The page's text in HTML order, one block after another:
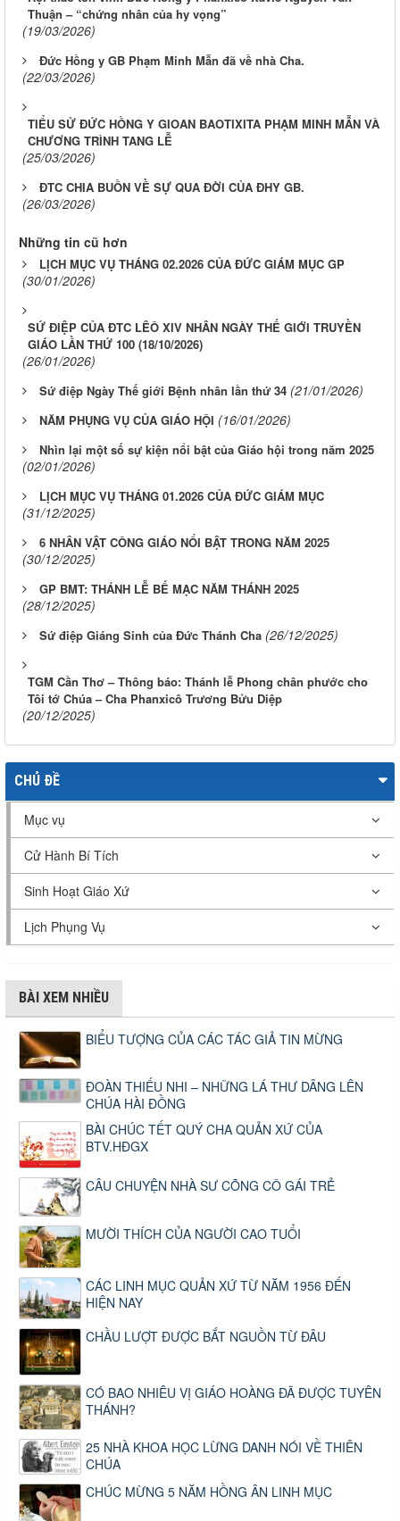
Thuận – “chứng nhân của hy vọng”
(19/03/2026)
Đức Hồng y GB Phạm Minh Mẫn đã về nhà Cha.
(22/03/2026)
TIỂU SỬ ĐỨC HỒNG Y GIOAN BAOTIXITA PHẠM MINH MẪN VÀ
CHƯƠNG TRÌNH TANG LỄ
(25/03/2026)
ĐTC CHIA BUỒN VỀ SỰ QUA ĐỜI CỦA ĐHY GB.
(26/03/2026)
Những tin cũ hơn
LỊCH MỤC VỤ THÁNG 02.2026 CỦA ĐỨC GIÁM MỤC GP
(30/01/2026)
SỨ ĐIỆP CỦA ĐTC LÊÔ XIV NHÂN NGÀY THẾ GIỚI TRUYỀN
GIÁO LẦN THỨ 100 (18/10/2026)
(26/01/2026)
Sứ điệp Ngày Thế giới Bệnh nhân lần thứ 34 (21/01/2026)
NĂM PHỤNG VỤ CỦA GIÁO HỘI (16/01/2026)
Nhìn lại một số sự kiện nổi bật của Giáo hội trong năm 2025
(02/01/2026)
LỊCH MỤC VỤ THÁNG 01.2026 CỦA ĐỨC GIÁM MỤC
(31/12/2025)
6 NHÂN VẬT CÔNG GIÁO NỔI BẬT TRONG NĂM 2025
(30/12/2025)
GP BMT: THÁNH LỄ BẾ MẠC NĂM THÁNH 2025
(28/12/2025)
Sứ điệp Giáng Sinh của Đức Thánh Cha (26/12/2025)
TGM Cần Thơ – Thông báo: Thánh lễ Phong chân phước cho
Tôi tớ Chúa – Cha Phanxicô Trương Bửu Diệp
(20/12/2025)
CHỦ ĐỀ
Mục vụ
Cử Hành Bí Tích
Sinh Hoạt Giáo Xứ
Lịch Phụng Vụ
BÀI XEM NHIỀU
BIỂU TƯỢNG CỦA CÁC TÁC GIẢ TIN MỪNG
ĐOÀN THIẾU NHI – NHỮNG LÁ THƯ DÂNG LÊN
CHÚA HÀI ĐỒNG
BÀI CHÚC TẾT QUÝ CHA QUẢN XỨ CỦA
BTV.HĐGX
CÂU CHUYỆN NHÀ SƯ CÕNG CÔ GÁI TRẺ
MƯỜI THÍCH CỦA NGƯỜI CAO TUỔI
CÁC LINH MỤC QUẢN XỨ TỪ NĂM 1956 ĐẾN
HIỆN NAY
CHẦU LƯỢT ĐƯỢC BẮT NGUỒN TỪ ĐÂU
CÓ BAO NHIÊU VỊ GIÁO HOÀNG ĐÃ ĐƯỢC TUYÊN
THÁNH?
25 NHÀ KHOA HỌC LỪNG DANH NÓI VỀ THIÊN
CHÚA
CHÚC MỪNG 5 NĂM HỒNG ÂN LINH MỤC